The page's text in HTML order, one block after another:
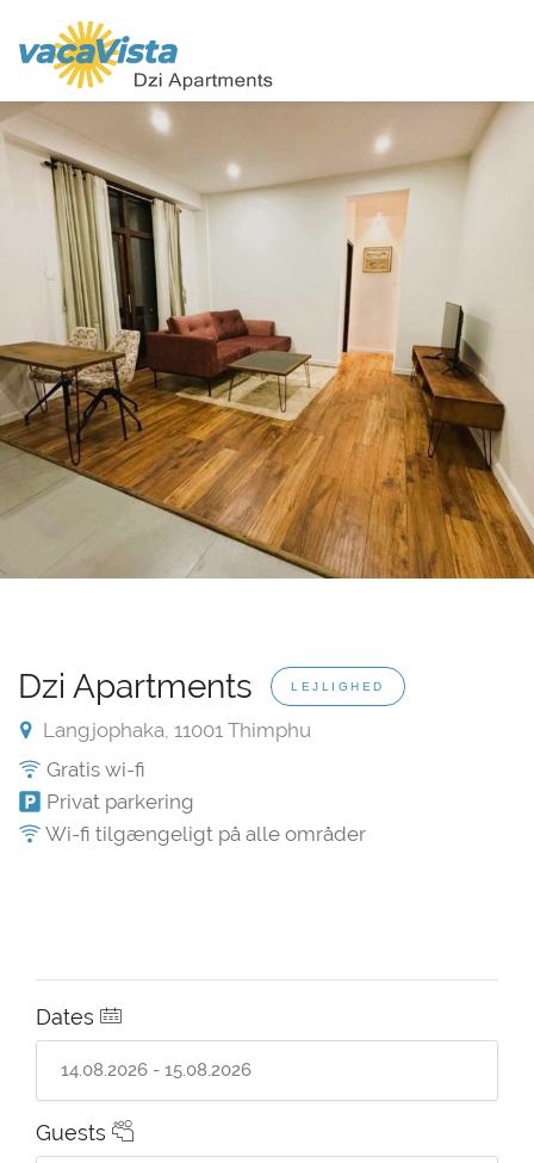
Dzi Apartments LEJLIGHED
Langjophaka, 11001 Thimphu
Gratis wi-fi
Privat parkering
Wi-fi tilgængeligt på alle områder
Dates
Guests